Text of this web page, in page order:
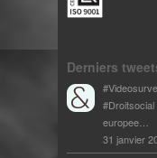
Derniers
#Droitsocial
europee…
31 janvier